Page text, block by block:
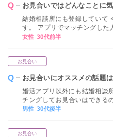
お見合いではどんなことに
結婚相談所にも登録していて
す。 アプリでマッチングした
のですが やっぱりお見合い
女性 30代前半
お見合い
お見合いにオススメの話題
婚活アプリ以外にも結婚相談
チングしてお見合いはできる
がりません。 お見合いの時に
男性 30代後半
お見合い